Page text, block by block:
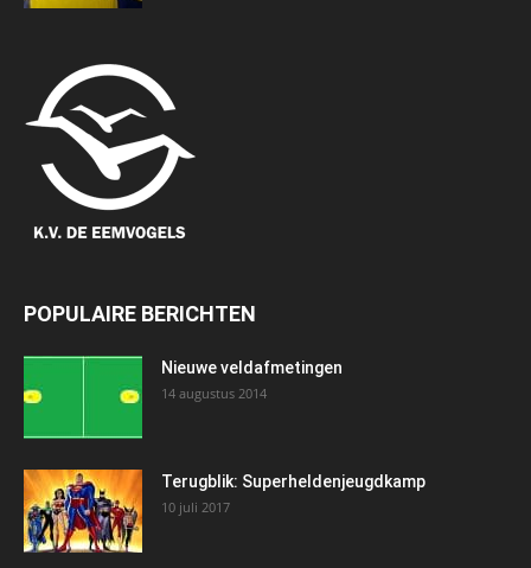
POPULAIRE BERICHTEN
Nieuwe veldafmetingen
14 augustus 2014
Terugblik: Superheldenjeugdkamp
10 juli 2017